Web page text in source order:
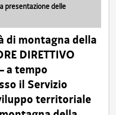
presentazione delle
di montagna della
DIRETTIVO
a tempo
il Servizio
territoriale